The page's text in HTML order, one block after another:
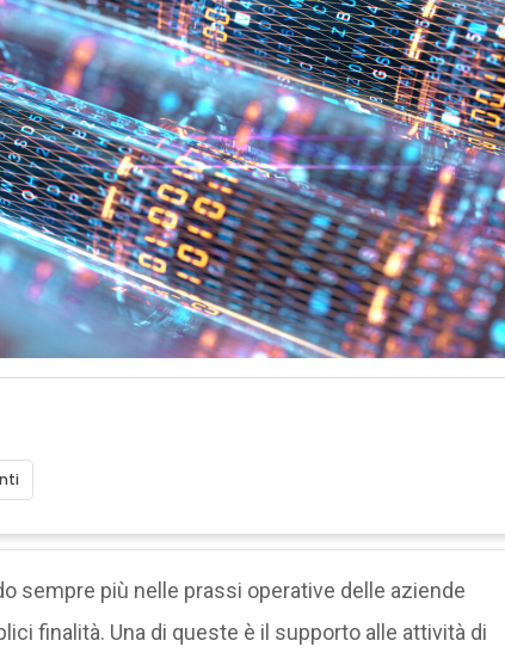
sempre più nelle prassi operative delle aziende
finalità. Una di queste è il supporto alle attività di
B big